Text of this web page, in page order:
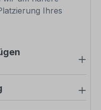
Ihres